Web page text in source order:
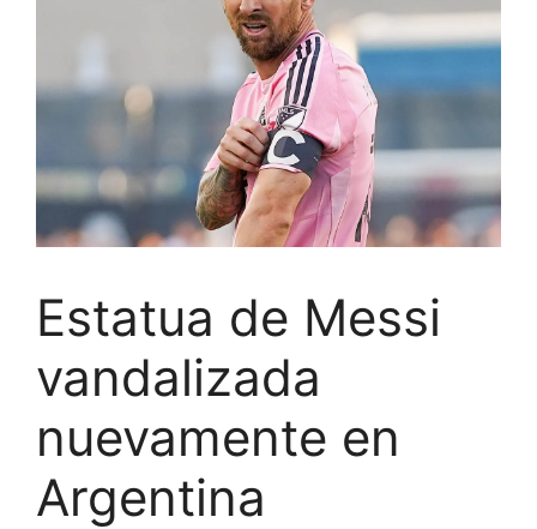
Estatua de Messi
vandalizada
nuevamente en
Argentina